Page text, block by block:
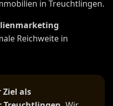
in Treuchtlingen.
Reichweite in
als